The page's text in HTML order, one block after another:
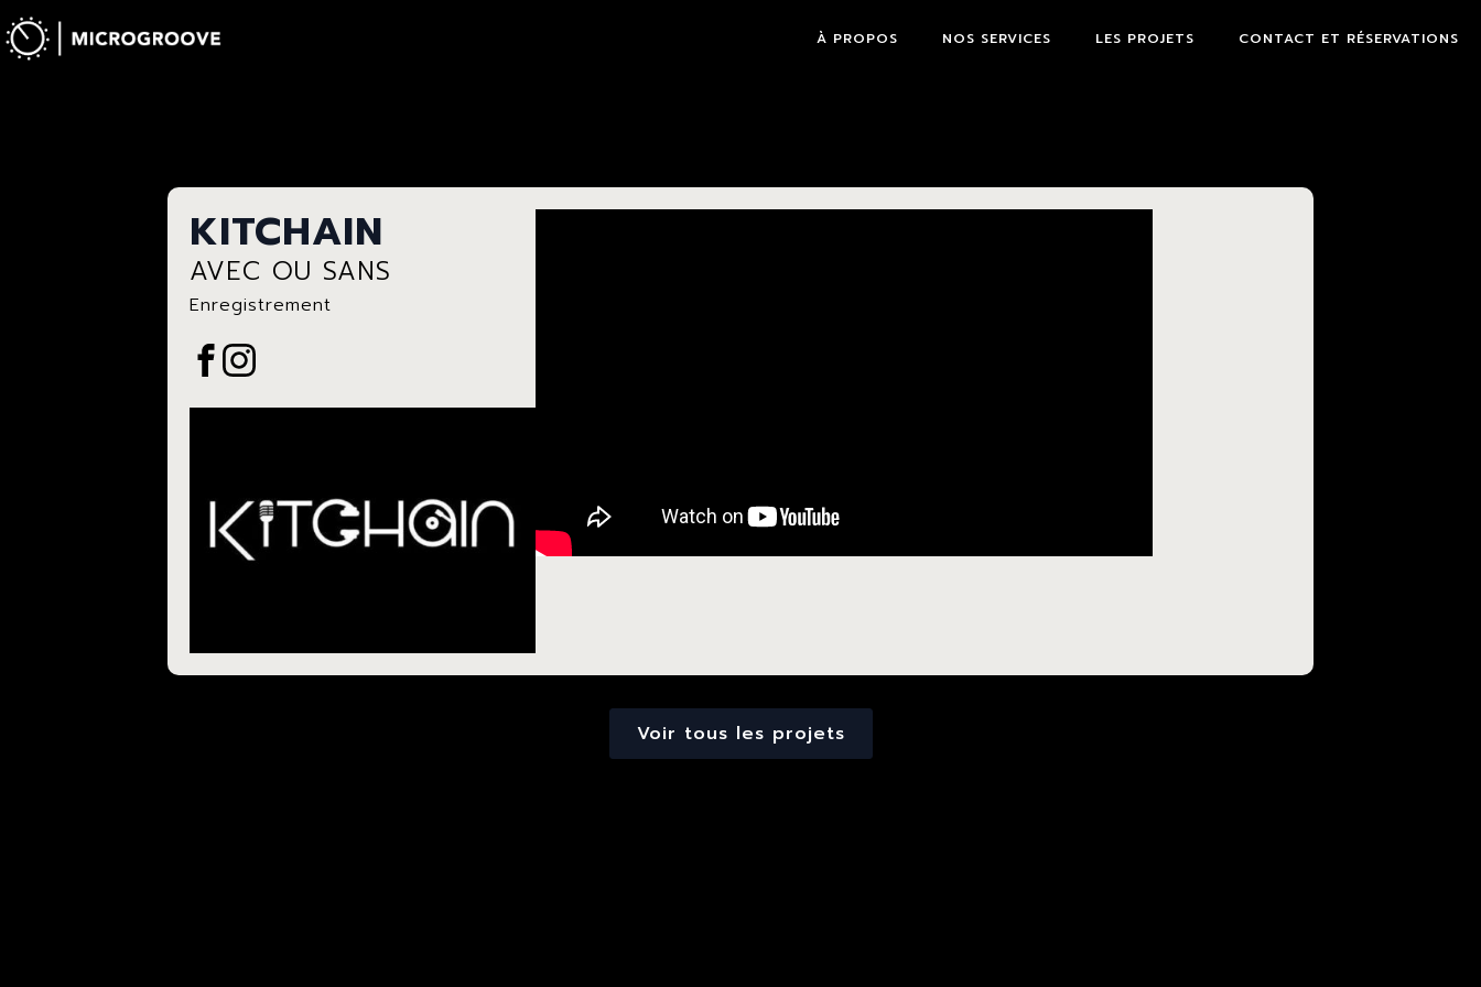
À PROPOS NOS SERVICES LES PROJETS CONTACT ET RÉSERVATIONS
KITCHAIN
AVEC OU SANS
Enregistrement
Voir tous les projets